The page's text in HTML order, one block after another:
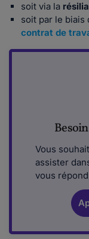
soit via la
soit par le biais
contrat de
Vous
assister
vous